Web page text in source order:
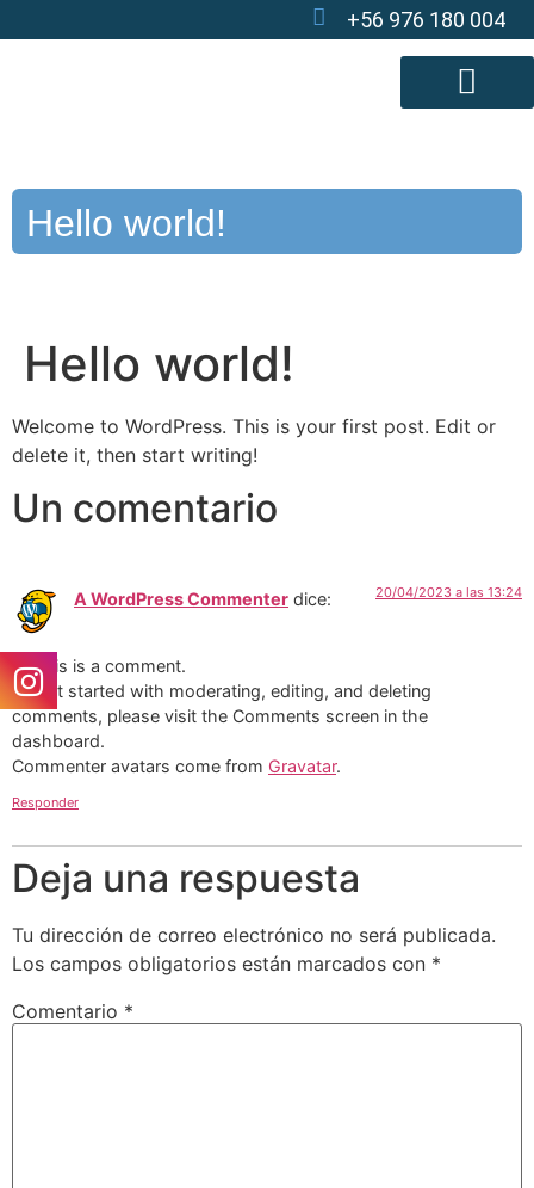
+56 976 180 004
Hello world!
Hello world!
Welcome to WordPress. This is your first post. Edit or
delete it, then start writing!
Un comentario
A WordPress Commenter dice: 20/04/2023 a las 13:24
Hi, this is a comment.
To get started with moderating, editing, and deleting
comments, please visit the Comments screen in the
dashboard.
Commenter avatars come from Gravatar.
Responder
Deja una respuesta
Tu dirección de correo electrónico no será publicada.
Los campos obligatorios están marcados con *
Comentario *